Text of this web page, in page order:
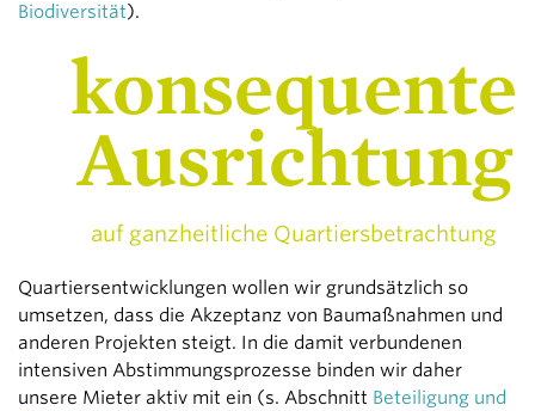
Biodiversität).
konsequente
Ausrichtung
auf ganzheitliche Quartiersbetrachtung
Quartiersentwicklungen wollen wir grundsätzlich so
umsetzen, dass die Akzeptanz von Baumaßnahmen und
anderen Projekten steigt. In die damit verbundenen
intensiven Abstimmungs­prozesse binden wir daher
unsere Mieter aktiv mit ein (s. Abschnitt Beteiligung und